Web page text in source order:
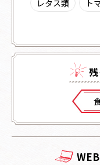
レタス類 ト